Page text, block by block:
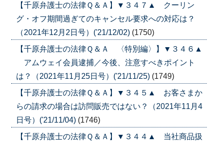
【千原弁護士の法律Ｑ＆Ａ】▼３４７▲ クーリン
グ・オフ期間過ぎてのキャンセル要求への対応は？
（2021年12月2日号）('21/12/02) (1750)
【千原弁護士の法律Ｑ＆Ａ 〈特別編〉】▼３４６▲
アムウェイ会員逮捕／今後、注意すべきポイント
は？（2021年11月25日号）('21/11/25) (1749)
【千原弁護士の法律Ｑ＆Ａ】▼３４５▲ お客さまか
らの請求の場合は訪問販売ではない？（2021年11月4
日号）('21/11/04) (1746)
【千原弁護士の法律Ｑ＆Ａ】▼３４４▲ 当社商品扱